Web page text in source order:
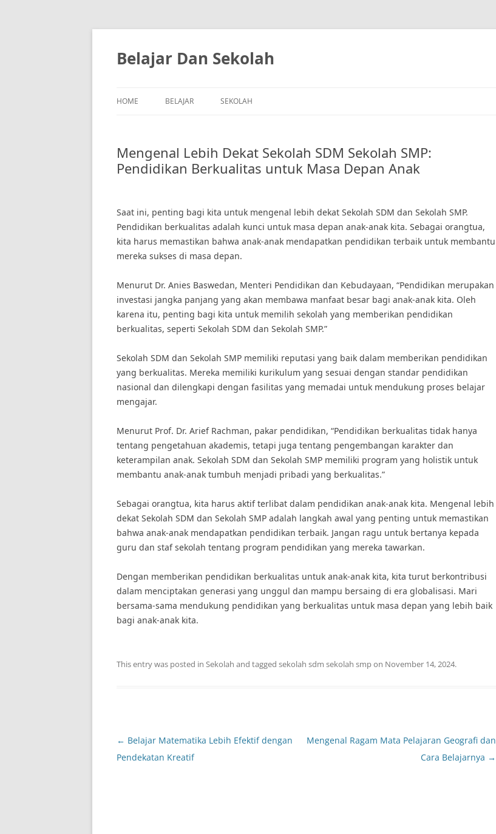
Skip
content
Belajar Dan Sekolah
HOME BELAJAR SEKOLAH
Mengenal Lebih Dekat Sekolah SDM Sekolah SMP:
Pendidikan Berkualitas untuk Masa Depan Anak
Saat ini, penting bagi kita untuk mengenal lebih dekat Sekolah SDM dan Sekolah SMP.
Pendidikan berkualitas adalah kunci untuk masa depan anak-anak kita. Sebagai orangtua,
kita harus memastikan bahwa anak-anak mendapatkan pendidikan terbaik untuk membantu
mereka sukses di masa depan.
Menurut Dr. Anies Baswedan, Menteri Pendidikan dan Kebudayaan, “Pendidikan merupakan
investasi jangka panjang yang akan membawa manfaat besar bagi anak-anak kita. Oleh
karena itu, penting bagi kita untuk memilih sekolah yang memberikan pendidikan
berkualitas, seperti Sekolah SDM dan Sekolah SMP.”
Sekolah SDM dan Sekolah SMP memiliki reputasi yang baik dalam memberikan pendidikan
yang berkualitas. Mereka memiliki kurikulum yang sesuai dengan standar pendidikan
nasional dan dilengkapi dengan fasilitas yang memadai untuk mendukung proses belajar
mengajar.
Menurut Prof. Dr. Arief Rachman, pakar pendidikan, “Pendidikan berkualitas tidak hanya
tentang pengetahuan akademis, tetapi juga tentang pengembangan karakter dan
keterampilan anak. Sekolah SDM dan Sekolah SMP memiliki program yang holistik untuk
membantu anak-anak tumbuh menjadi pribadi yang berkualitas.”
Sebagai orangtua, kita harus aktif terlibat dalam pendidikan anak-anak kita. Mengenal lebih
dekat Sekolah SDM dan Sekolah SMP adalah langkah awal yang penting untuk memastikan
bahwa anak-anak mendapatkan pendidikan terbaik. Jangan ragu untuk bertanya kepada
guru dan staf sekolah tentang program pendidikan yang mereka tawarkan.
Dengan memberikan pendidikan berkualitas untuk anak-anak kita, kita turut berkontribusi
dalam menciptakan generasi yang unggul dan mampu bersaing di era globalisasi. Mari
bersama-sama mendukung pendidikan yang berkualitas untuk masa depan yang lebih baik
bagi anak-anak kita.
This entry was posted in Sekolah and tagged sekolah sdm sekolah smpon November 14, 2024.
Post
navigation
← Belajar Matematika Lebih Efektif dengan
Pendekatan Kreatif
Mengenal Ragam Mata Pelajaran Geografi dan
Cara Belajarnya →